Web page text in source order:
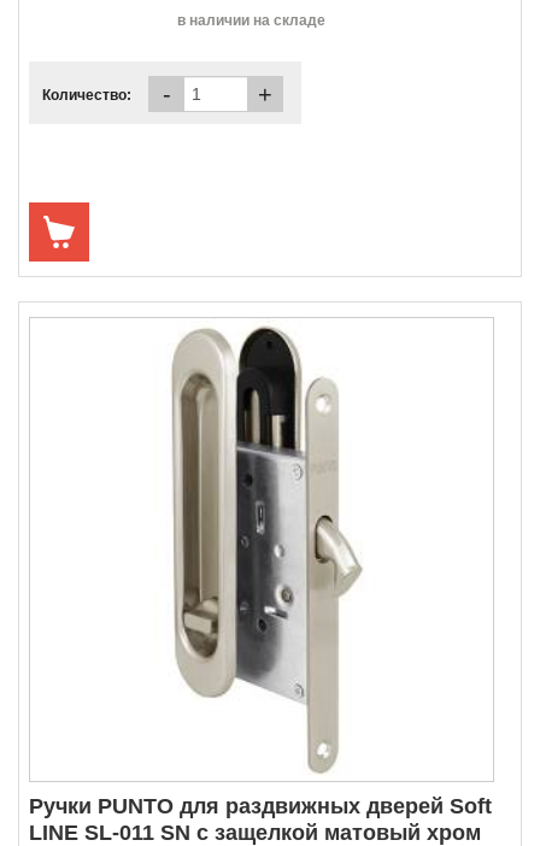
в наличии на складе
Количество: - +
Ручки PUNTO для раздвижных дверей Soft
LINE SL-011 SN с защелкой матовый хром